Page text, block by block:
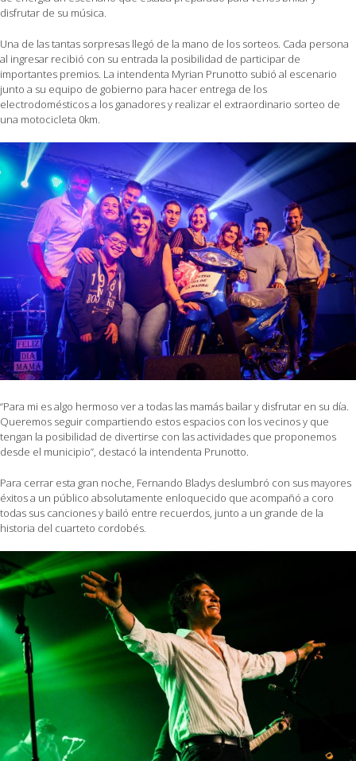
disfrutar de su música.
Una de las tantas sorpresas llegó de la mano de los sorteos. Cada persona
al ingresar recibió con su entrada la posibilidad de participar de
importantes premios. La intendenta Myrian Prunotto subió al escenario
junto a su equipo de gobierno para hacer entrega de los
electrodomésticos a los ganadores y realizar el extraordinario sorteo de
una motocicleta 0km.
“Para mi es algo hermoso ver a todas las mamás bailar y disfrutar en su día.
Queremos seguir compartiendo estos espacios con los vecinos y que
tengan la posibilidad de divertirse con las actividades que proponemos
desde el municipio”, destacó la intendenta Prunotto.
Para cerrar esta gran noche, Fernando Bladys deslumbró con sus mayores
éxitos a un público absolutamente enloquecido que acompañó a coro
todas sus canciones y bailó entre recuerdos, junto a un grande de la
historia del cuarteto cordobés.